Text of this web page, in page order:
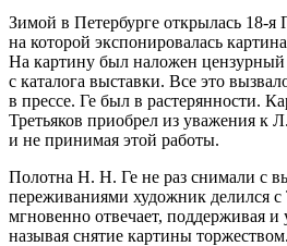
Зимой в Петербурге открылась 18-я
на которой экспонировалась
На картину был наложен цензурный
с каталога выставки. Все это
в прессе. Ге был в растерянности.
Третьяков приобрел из уважения к
и не принимая этой работы.
Полотна Н. Н. Ге не раз снимали с
переживаниями художник делился
мгновенно отвечает, поддерживая и
называя снятие картины торжеством.